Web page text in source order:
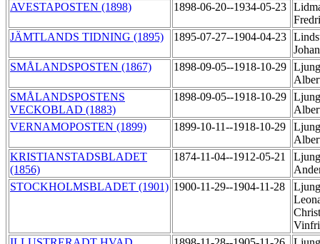
AVESTAPOSTEN (1898)
1898-06-20--1934-05-23
JÄMTLANDS TIDNING (1895)
1895-07-27--1904-04-23
SMÅLANDSPOSTEN (1867)
1898-09-05--1918-10-29
SMÅLANDSPOSTENS
VECKOBLAD (1883)
1898-09-05--1918-10-29
VERNAMOPOSTEN (1899)
1899-10-11--1918-10-29
KRISTIANSTADSBLADET
(1856)
1874-11-04--1912-05-21
STOCKHOLMSBLADET (1901) 1900-11-29--1904-11-28